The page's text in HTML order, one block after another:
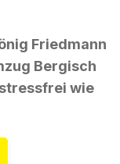
Friedmann
Bergisch
wie